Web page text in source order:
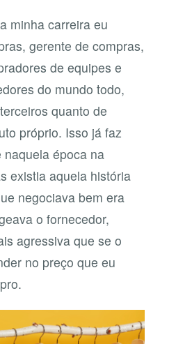
minha carreira eu
gerente de compras,
de equipes e
do mundo todo,
quanto de
próprio. Isso já faz
época na
existia aquela história
negociava bem era
o fornecedor,
agressiva que se o
no preço que eu